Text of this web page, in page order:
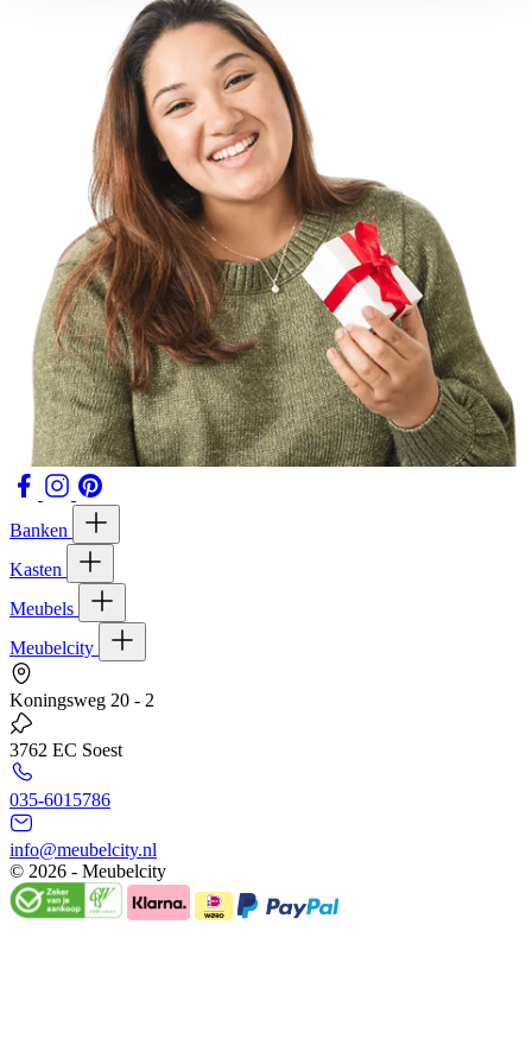
Banken
Kasten
Meubels
Meubelcity
Koningsweg 20 - 2
3762 EC Soest
035-6015786
info@meubelcity.nl
© 2026 - Meubelcity